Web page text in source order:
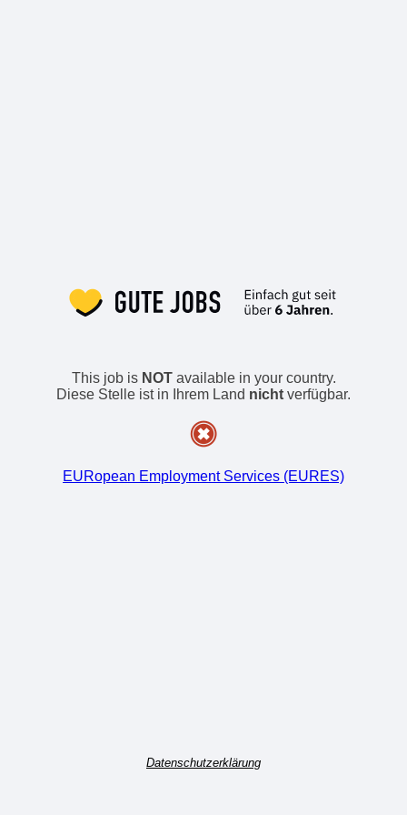
This job is NOTavailable in your country.
Diese Stelle ist in Ihrem Land nicht verfügbar.
EURopean Employment Services (EURES)
Datenschutzerklärung